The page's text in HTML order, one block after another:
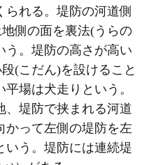
れる。堤防の河道側
側の面を裏法(うらの
う。堤防の高さが高い
(こだん)を設けること
場は犬走りという。
、堤防で挟まれる河道
かって左側の堤防を左
いう。堤防には連続堤